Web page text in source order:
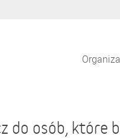
do osób, które